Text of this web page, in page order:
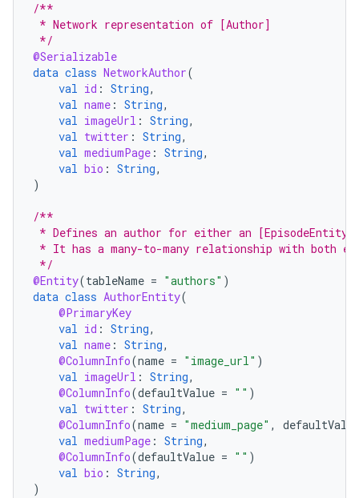
/**
* Network representation of [Author]
*/
@Serializable
data class NetworkAuthor(
val id : String,
val name : String,
val imageUrl : String,
val twitter : String,
val mediumPage : String,
val bio : String,
)
/**
* Defines an author for either an [EpisodeEntity]
* It has a many-to-many relationship with both
*/
@Entity(tableName = "authors" )
data class AuthorEntity(
@PrimaryKey
val id : String,
val name : String,
@ColumnInfo(name = "image_url" )
val imageUrl : String,
@ColumnInfo(defaultValue = "" )
val twitter : String,
@ColumnInfo(name = "medium_page" ,
defaultValue
val mediumPage : String,
@ColumnInfo(defaultValue = "" )
val bio : String,
)